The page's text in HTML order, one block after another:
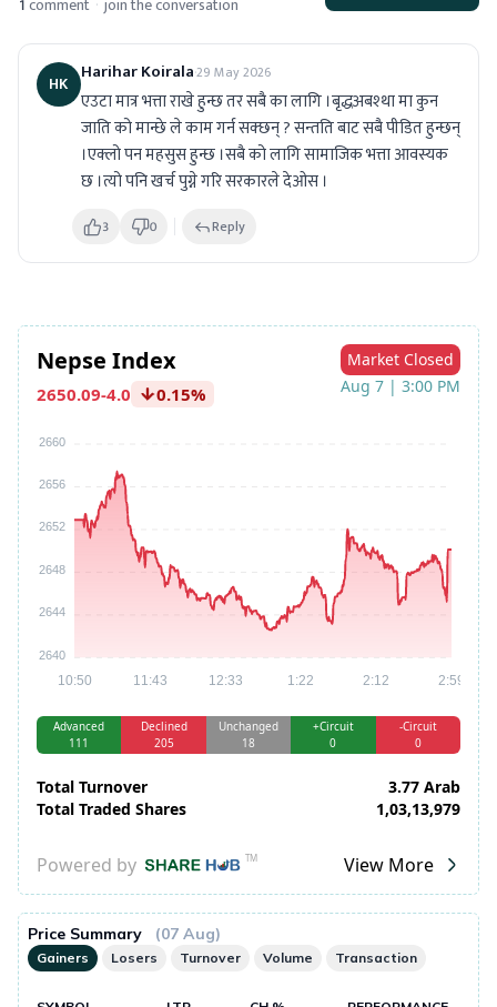
1comment · join the conversation
HK Harihar Koirala·29 May 2026
एउटा मात्र भत्ता राखे हुन्छ तर सबै का लागि ।बृद्धअबश्था मा कुन
जाति को मान्छे ले काम गर्न सक्छन् ? सन्तति बाट सबै पीडित हुन्छन्
।एक्लो पन महसुस हुन्छ ।सबै को लागि सामाजिक भत्ता आवस्यक
छ ।त्यो पनि खर्च पुग्ने गरि सरकारले देओस ।
3 0 Reply